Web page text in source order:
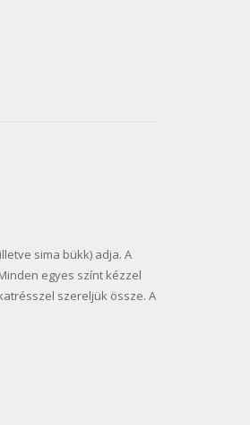
sima bükk) adja. A
egyes színt kézzel
szereljük össze. A